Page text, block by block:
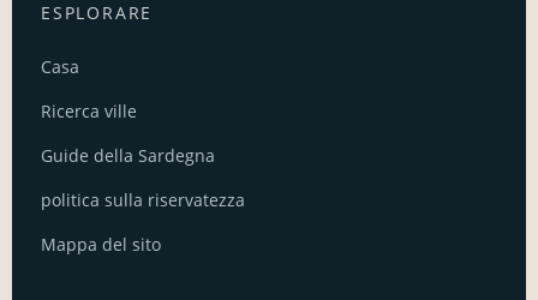
ESPLORARE
Casa
Ricerca ville
Guide della Sardegna
politica sulla riservatezza
Mappa del sito